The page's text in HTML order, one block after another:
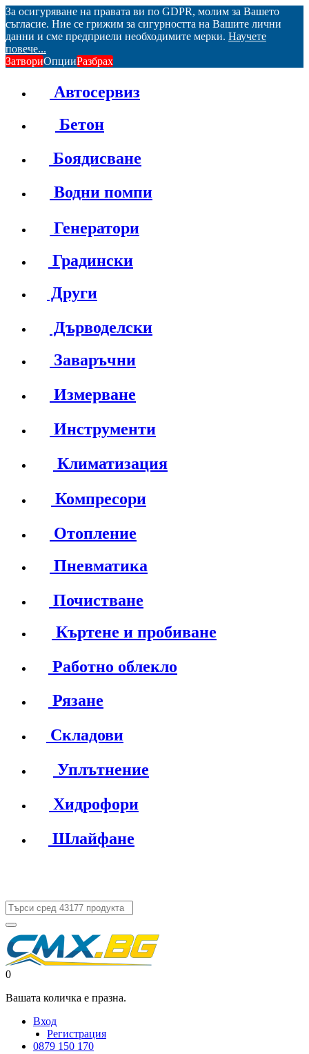
За осигуряване на правата ви по GDPR, молим за Вашето
съгласие. Ние се грижим за сигурността на Вашите лични
данни и сме предприели необходимите мерки. Научете
повече...
ЗатвориОпцииРазбрах
Автосервиз
Бетон
Боядисване
Водни помпи
Генератори
Градински
Други
Дърводелски
Заваръчни
Измерване
Инструменти
Климатизация
Компресори
Отопление
Пневматика
Почистване
Къртене и пробиване
Работно облекло
Рязане
Складови
Уплътнение
Хидрофори
Шлайфане
0
Вашата количка е празна.
Вход
Регистрация
0879 150 170